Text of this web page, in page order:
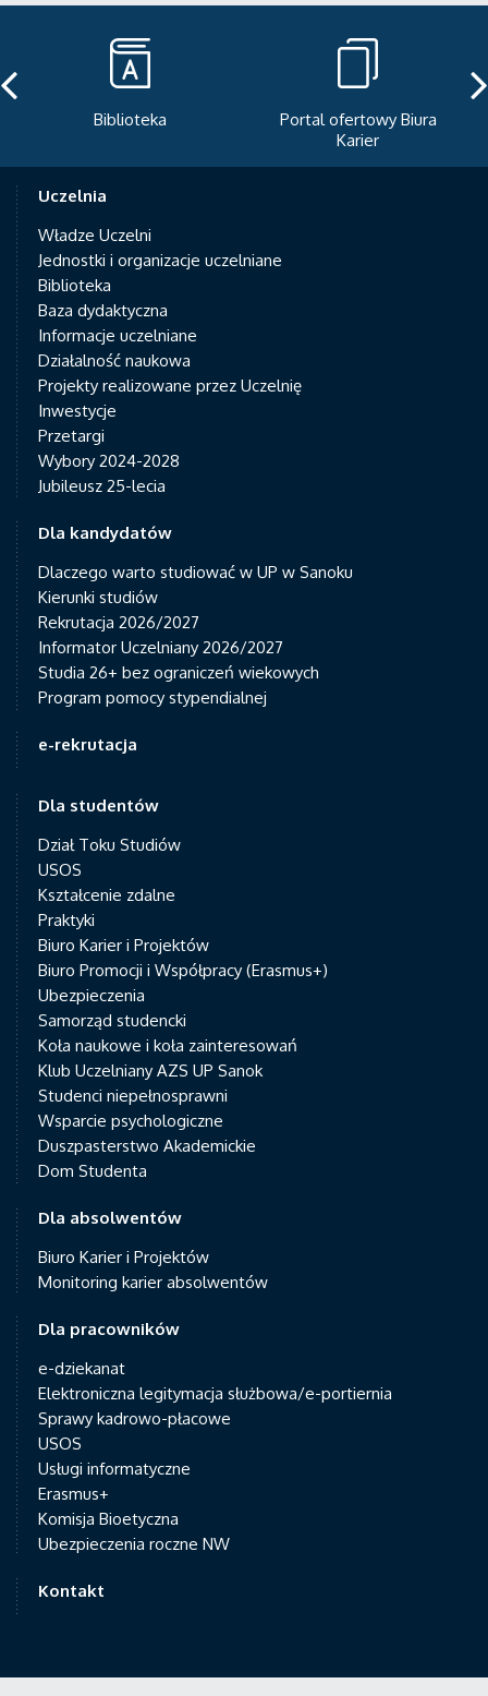
Biblioteka
Portal ofertowy Biura
Karier
Uczelnia
Władze Uczelni
Jednostki i organizacje uczelniane
Biblioteka
Baza dydaktyczna
Informacje uczelniane
Działalność naukowa
Projekty realizowane przez Uczelnię
Inwestycje
Przetargi
Wybory 2024-2028
Jubileusz 25-lecia
Dla kandydatów
Dlaczego warto studiować w UP w Sanoku
Kierunki studiów
Rekrutacja 2026/2027
Informator Uczelniany 2026/2027
Studia 26+ bez ograniczeń wiekowych
Program pomocy stypendialnej
e-rekrutacja
Dla studentów
Dział Toku Studiów
USOS
Kształcenie zdalne
Praktyki
Biuro Karier i Projektów
Biuro Promocji i Współpracy (Erasmus+)
Ubezpieczenia
Samorząd studencki
Koła naukowe i koła zainteresowań
Klub Uczelniany AZS UP Sanok
Studenci niepełnosprawni
Wsparcie psychologiczne
Duszpasterstwo Akademickie
Dom Studenta
Dla absolwentów
Biuro Karier i Projektów
Monitoring karier absolwentów
Dla pracowników
e-dziekanat
Elektroniczna legitymacja służbowa/e-portiernia
Sprawy kadrowo-płacowe
USOS
Usługi informatyczne
Erasmus+
Komisja Bioetyczna
Ubezpieczenia roczne NW
Kontakt